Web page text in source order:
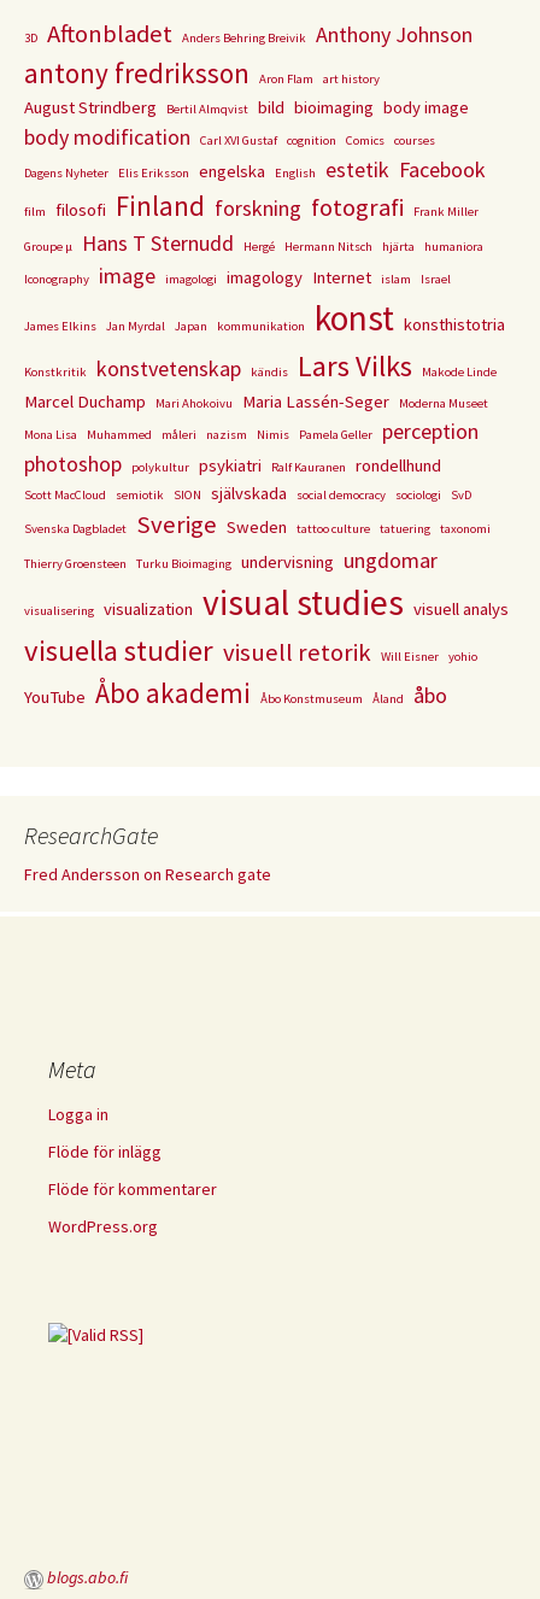
3D Aftonbladet Anders Behring Breivik Anthony Johnson
antony fredriksson Aron Flam art history
August Strindberg Bertil Almqvist bild bioimaging body image
body modification Carl XVI Gustaf cognition Comics courses
Dagens Nyheter Elis Eriksson engelska English estetik Facebook
film filosofi Finland forskning fotografi Frank Miller
Groupe µ Hans T Sternudd Hergé Hermann Nitsch hjärta humaniora
Iconography image imagologi imagology Internet islam Israel
James Elkins Jan Myrdal Japan kommunikation konst konsthistotria
Konstkritik konstvetenskap kändis Lars Vilks Makode Linde
Marcel Duchamp Mari Ahokoivu Maria Lassén-Seger
Moderna Museet
Mona Lisa
Muhammed måleri nazism Nimis Pamela Geller
perception
photoshop
polykultur psykiatri Ralf Kauranen rondellhund
Scott MacCloud semiotik SION självskada social democracy sociologi SvD
Svenska Dagbladet Sverige Sweden tattoo culture tatuering taxonomi
Thierry Groensteen Turku Bioimaging undervisning ungdomar
visualisering visualization visual studies visuell analys
visuella studier visuell retorik Will Eisner yohio
YouTube Åbo akademi Åbo Konstmuseum Åland åbo
ResearchGate
Fred Andersson on Research gate
Meta
Logga in
Flöde för inlägg
Flöde för kommentarer
WordPress.org
blogs.abo.fi